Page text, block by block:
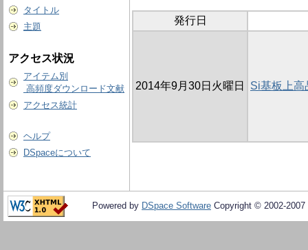
タイトル
主題
アクセス状況
アイテム別
高頻度ダウンロード文献
アクセス統計
ヘルプ
DSpaceについて
発行日
2014年9月30日火曜日 Si基板上高
Powered by DSpace Software Copyright © 2002-2007